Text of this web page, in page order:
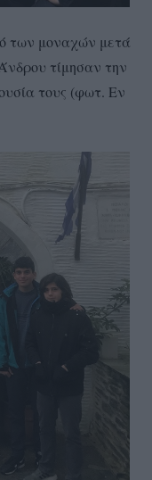
των μοναχών μετά
τίμησαν την
τους (φωτ. Εν